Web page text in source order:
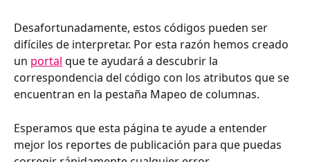
Desafortunadamente, estos códigos pueden ser
difíciles de interpretar. Por esta razón hemos creado
un portal que te ayudará a descubrir la
correspondencia del código con los atributos que se
encuentran en la pestaña Mapeo de columnas.
Esperamos que esta página te ayude a entender
mejor los reportes de publicación para que puedas